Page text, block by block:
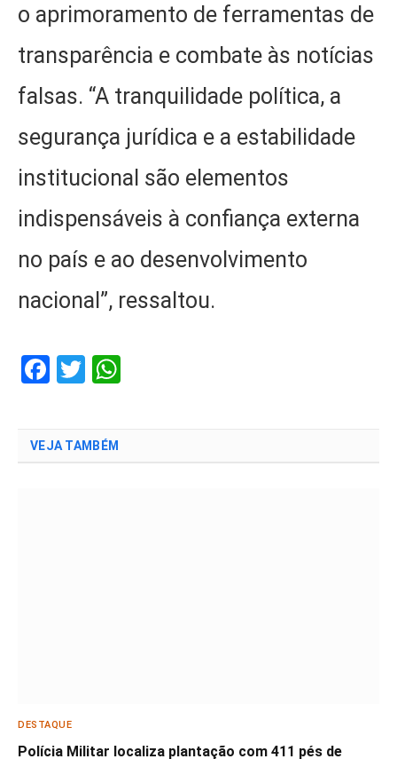
o aprimoramento de ferramentas de
transparência e combate às notícias
falsas. “A tranquilidade política, a
segurança jurídica e a estabilidade
institucional são elementos
indispensáveis à confiança externa
no país e ao desenvolvimento
nacional”, ressaltou.
Facebook
Twitter
VEJA TAMBÉM
DESTAQUE
Polícia Militar localiza plantação com 411 pés de